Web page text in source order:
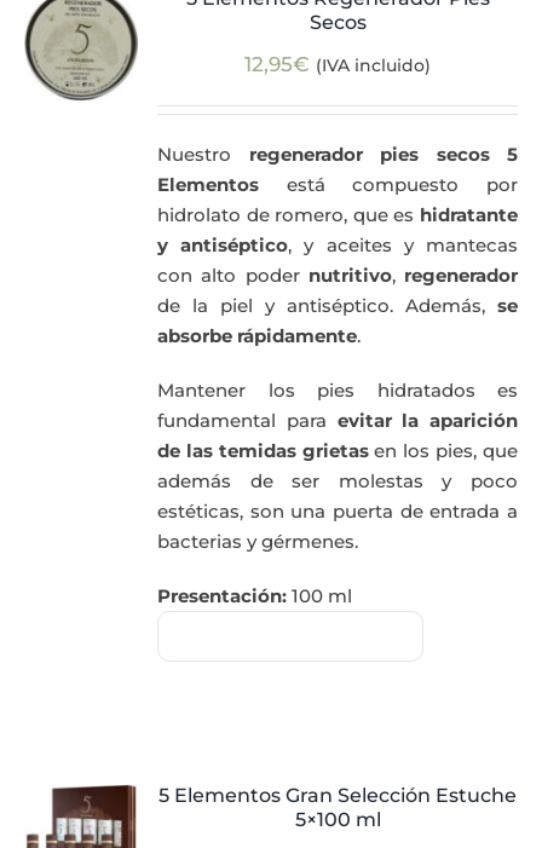
Secos
12,95€ (IVA incluido)
Nuestro regenerador pies secos 5
Elementos está compuesto por
hidrolato de romero, que es hidratante
y antiséptico, y aceites y mantecas
con alto poder nutritivo, regenerador
de la piel y antiséptico. Además, se
absorbe rápidamente.
Mantener los pies hidratados es
fundamental para evitar la aparición
de las temidas grietasen los pies, que
además de ser molestas y poco
estéticas, son una puerta de entrada a
bacterias y gérmenes.
Presentación: 100 ml
5 Elementos Gran Selección Estuche
5×100 ml